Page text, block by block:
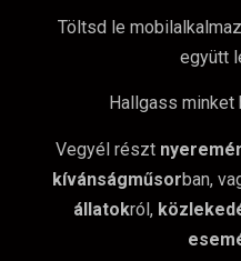
Töltsd le
együtt
Hallgass minket
Vegyél részt
kívánságműsorban,
állatokról,